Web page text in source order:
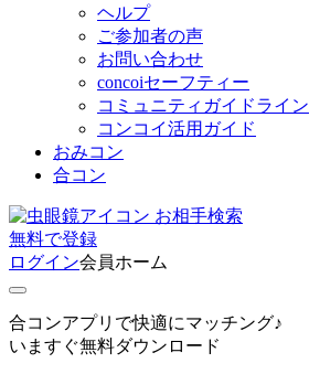
ヘルプ
ご参加者の声
お問い合わせ
concoiセーフティー
コミュニティガイドライン
コンコイ活用ガイド
おみコン
合コン
お相手検索
無料で登録
ログイン会員ホーム
合コンアプリで快適にマッチング♪
いますぐ無料ダウンロード